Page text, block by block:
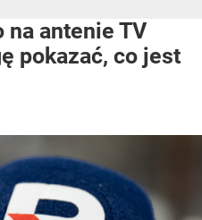
na antenie TV
pokazać, co jest